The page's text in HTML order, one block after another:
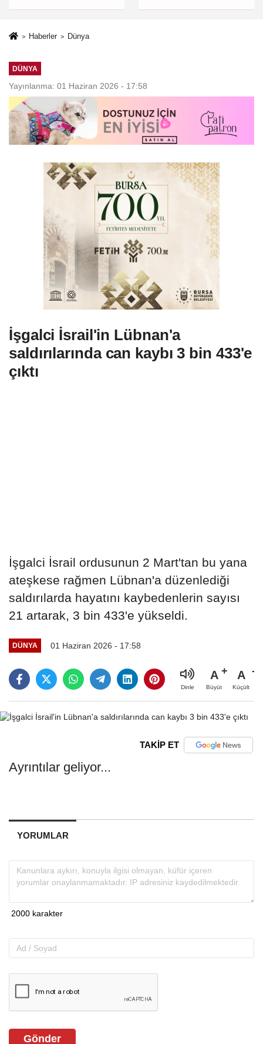
anlayışla
Haberler Dünya
DÜNYA
Yayınlanma: 01 Haziran 2026 - 17:58
İşgalci İsrail'in Lübnan'a
saldırılarında can kaybı 3 bin 433'e
çıktı
İşgalci İsrail ordusunun 2 Mart'tan bu yana
ateşkese rağmen Lübnan'a düzenlediği
saldırılarda hayatını kaybedenlerin sayısı
21 artarak, 3 bin 433'e yükseldi.
DÜNYA 01 Haziran 2026 - 17:58
Dinle
A
Büyüt
A
Küçült
TAKİP ET
Ayrıntılar geliyor...
YORUMLAR
Gönder